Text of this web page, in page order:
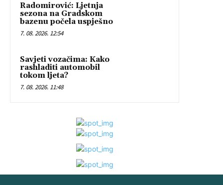
Radomirović: Ljetnja
sezona na Gradskom
bazenu počela uspješno
7. 08. 2026. 12:54
Savjeti vozačima: Kako
rashladiti automobil
tokom ljeta?
7. 08. 2026. 11:48